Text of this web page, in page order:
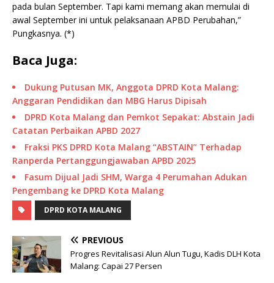
pada bulan September. Tapi kami memang akan memulai di
awal September ini untuk pelaksanaan APBD Perubahan,”
Pungkasnya. (*)
Baca Juga:
Dukung Putusan MK, Anggota DPRD Kota Malang:
Anggaran Pendidikan dan MBG Harus Dipisah
DPRD Kota Malang dan Pemkot Sepakat: Abstain Jadi
Catatan Perbaikan APBD 2027
Fraksi PKS DPRD Kota Malang “ABSTAIN” Terhadap
Ranperda Pertanggungjawaban APBD 2025
Fasum Dijual Jadi SHM, Warga 4 Perumahan Adukan
Pengembang ke DPRD Kota Malang
DPRD KOTA MALANG
PREVIOUS
Progres Revitalisasi Alun Alun Tugu, Kadis DLH Kota
Malang: Capai 27 Persen